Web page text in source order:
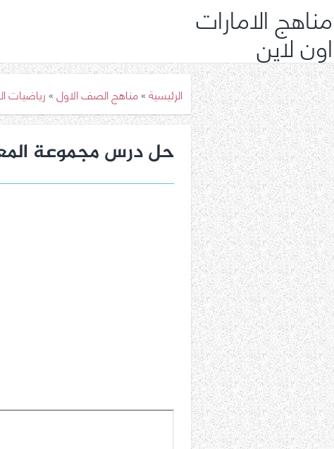
مناهج الامارات
اون لاين
الرئيسية»مناهج الصف الاول»رياضيات
حل درس مجموعة